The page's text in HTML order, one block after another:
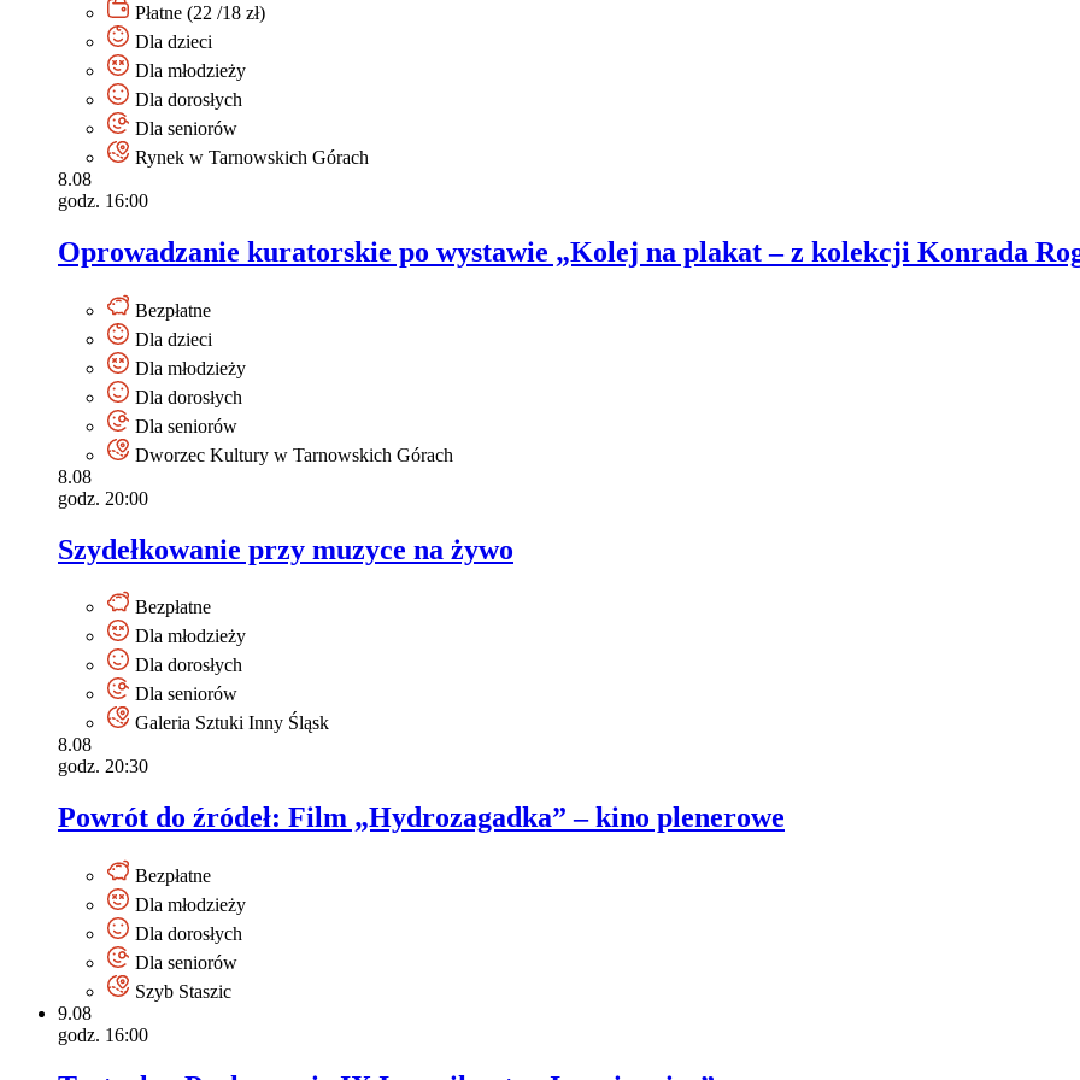
Płatne (22 /18 zł)
Dla dzieci
Dla młodzieży
Dla dorosłych
Dla seniorów
Rynek w Tarnowskich Górach
8.08
godz. 16:00
Oprowadzanie kuratorskie po wystawie „Kolej na plakat – z kolekcji Konrada
Bezpłatne
Dla dzieci
Dla młodzieży
Dla dorosłych
Dla seniorów
Dworzec Kultury w Tarnowskich Górach
8.08
godz. 20:00
Szydełkowanie przy muzyce na żywo
Bezpłatne
Dla młodzieży
Dla dorosłych
Dla seniorów
Galeria Sztuki Inny Śląsk
8.08
godz. 20:30
Powrót do źródeł: Film „Hydrozagadka” – kino plenerowe
Bezpłatne
Dla młodzieży
Dla dorosłych
Dla seniorów
Szyb Staszic
9.08
godz. 16:00